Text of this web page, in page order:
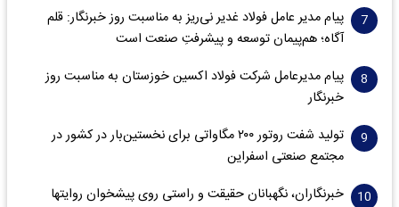
پیام مدیر عامل فولاد غدیر نی‌ریز به مناسبت روز خبرنگار: قلم
آگاه؛ هم‌پیمان توسعه و پیشرفتِ صنعت است
پیام مدیرعامل شرکت فولاد اکسین خوزستان به مناسبت روز
خبرنگار
تولید شفت روتور ۲۰۰ مگاواتی برای نخستین‌بار در کشور در
مجتمع صنعتی اسفراین
خبرنگاران، نگهبانان حقیقت و راستی روی پیشخوان روایت­ها